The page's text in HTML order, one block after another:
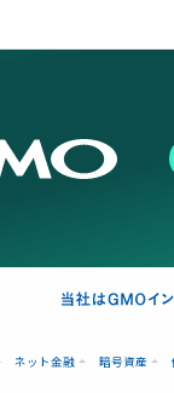
ネット金融 暗号資産